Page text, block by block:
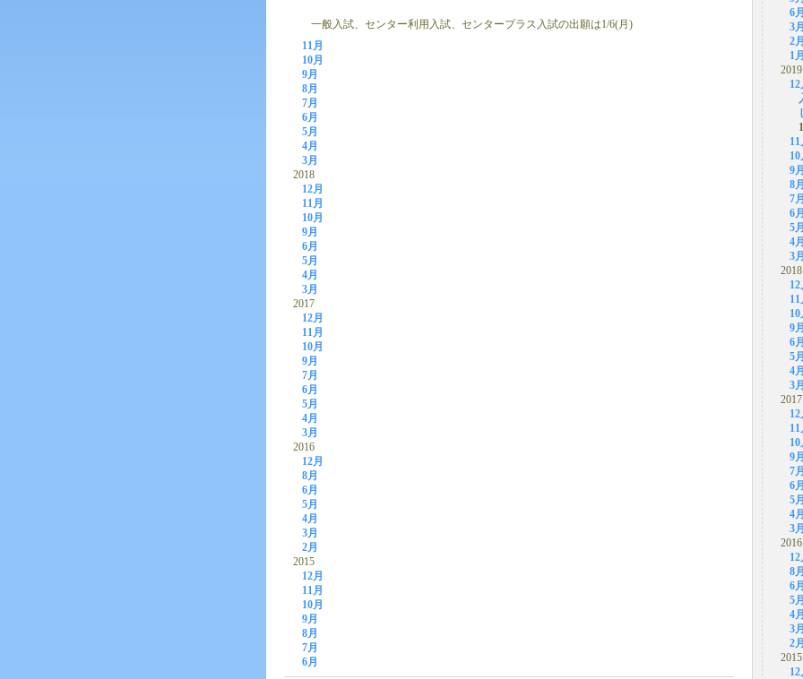
一般入試、センター利用入試、センタープラス入試の出願は1/6(月)
11月
10月
9月
8月
7月
6月
5月
4月
3月
2018
12月
11月
10月
9月
6月
5月
4月
3月
2017
12月
11月
10月
9月
7月
6月
5月
4月
3月
2016
12月
8月
6月
5月
4月
3月
2月
2015
12月
11月
10月
9月
8月
7月
6月
6月
3月
2月
1月
2019
12
11
10
9月
8月
7月
6月
5月
4月
3月
2018
12
11
10
9月
6月
5月
4月
3月
2017
12
11
10
9月
7月
6月
5月
4月
3月
2016
12
8月
6月
5月
4月
3月
2月
2015
12